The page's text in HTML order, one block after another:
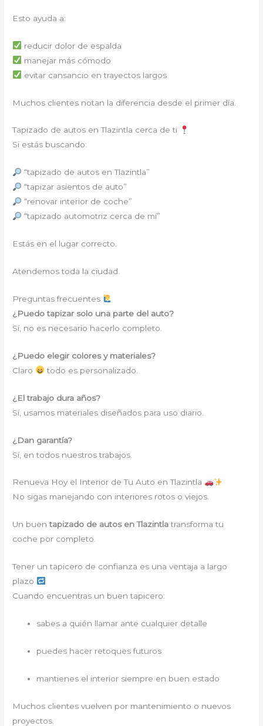
Esto ayuda a:
reducir dolor de espalda
manejar más cómodo
evitar cansancio en trayectos largos
Muchos clientes notan la diferencia desde el primer día.
Tapizado de autos en Tlazintla cerca de ti
Si estás buscando:
“tapizado de autos en Tlazintla”
“tapizar asientos de auto”
“renovar interior de coche”
“tapizado automotriz cerca de mí”
Estás en el lugar correcto.
Atendemos toda la ciudad.
Preguntas frecuentes
¿Puedo tapizar solo una parte del auto?
Sí, no es necesario hacerlo completo.
¿Puedo elegir colores y materiales?
Claro
todo es personalizado.
¿El trabajo dura años?
Sí, usamos materiales diseñados para uso diario.
¿Dan garantía?
Sí, en todos nuestros trabajos.
Renueva Hoy el Interior de Tu Auto en Tlazintla
No sigas manejando con interiores rotos o viejos.
Un buentapizado de autos en Tlazintlatransforma tu
coche por completo.
Tener un tapicero de confianza es una ventaja a largo
plazo
Cuando encuentras un buen tapicero:
sabes a quién llamar ante cualquier detalle
puedes hacer retoques futuros
mantienes el interior siempre en buen estado
Muchos clientes vuelven por mantenimiento o nuevos
proyectos.